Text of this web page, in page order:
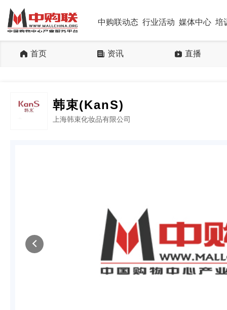
中购联动态 行业活动 媒体中心 培
首页 资讯 直播
韩束(KanS)
上海韩束化妆品有限公司